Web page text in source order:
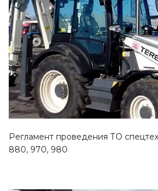
Смотреть проект
Регламент проведения ТО
880, 970, 980